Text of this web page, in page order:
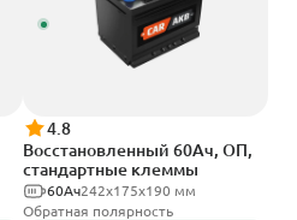
4.8
Восстановленный 60Ач, ОП,
стандартные клеммы
242х175х190 мм
60Ач
Обратная полярность